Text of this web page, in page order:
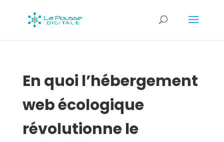
En quoi l’hébergement
web écologique
révolutionne le